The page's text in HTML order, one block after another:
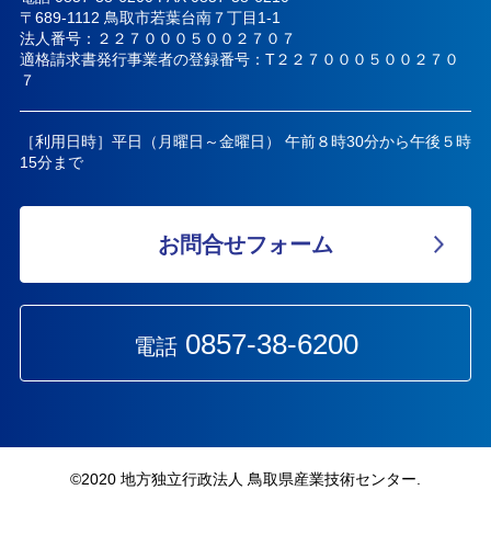
〒689-1112 鳥取市若葉台南７丁目1-1
法人番号：２２７０００５００２７０７
適格請求書発行事業者の登録番号：T２２７０００５００２７０
７
［利用日時］平日（月曜日～金曜日） 午前８時30分から午後５時
15分まで
お問合せフォーム
電話0857-38-6200
©︎2020 地方独立行政法人 鳥取県産業技術センター.